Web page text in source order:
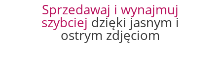
Sprzedawaj i wynajmuj
szybciej dzięki jasnym i
ostrym zdjęciom